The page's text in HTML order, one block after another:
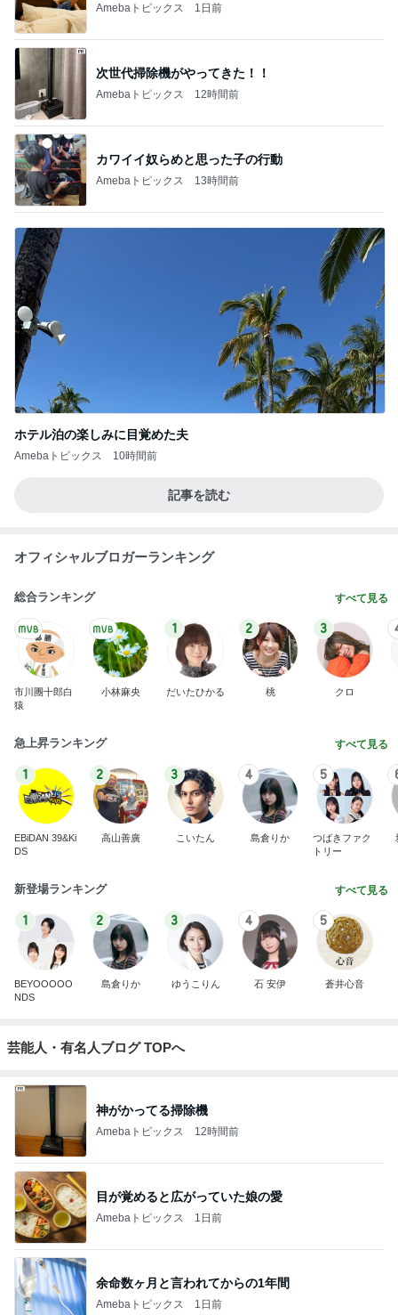
Amebaトピックス 1日前
次世代掃除機がやってきた！！
Amebaトピックス 12時間前
カワイイ奴らめと思った子の行動
Amebaトピックス 13時間前
ホテル泊の楽しみに目覚めた夫
Amebaトピックス 10時間前
記事を読む
オフィシャルブロガーランキング
総合ランキング すべて見る
市川團十郎白
猿
小林麻央
1
だいたひかる
2
桃
3
クロ
急上昇ランキング すべて見る
1
EBiDAN 39&Ki
DS
2
高山善廣
3
こいたん
4
島倉りか
5
つばきファク
トリー
新登場ランキング すべて見る
1
BEYOOOOO
NDS
2
島倉りか
3
ゆうこりん
4
石 安伊
5
蒼井心音
芸能人・有名人ブログ TOPへ
神がかってる掃除機
Amebaトピックス 12時間前
目が覚めると広がっていた娘の愛
Amebaトピックス 1日前
余命数ヶ月と言われてからの1年間
Amebaトピックス 1日前